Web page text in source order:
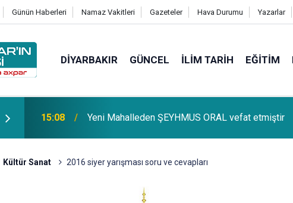
Günün Haberleri Namaz Vakitleri Gazeteler Hava Durumu Yazarlar
DIYARBAKIR GÜNCEL İLIM TARIH EĞITIM
14:51 Çınar ilçemize bağlı Kûrik Köyünden MEYRİ GÜL
Kültür Sanat 2016 siyer yarışması soru ve cevapları